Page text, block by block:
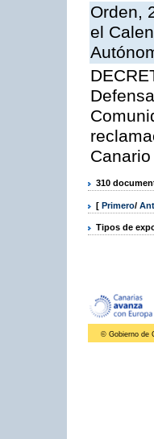
Orden,
el
310
[ Primero/
Tipos de
© Gobierno de